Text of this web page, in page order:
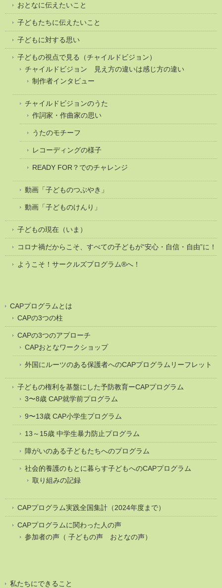
おとなに伝えたいこと
子どもたちに伝えたいこと
子どもに対する思い
子どもの視点で見る（チャイルドビジョン）
チャイルドビジョン 見え方の違いは感じ方の違い
制作者インタビュー
チャイルドビジョンのうた
作詞家・作曲家の思い
うたのモチーフ
レコーディングの様子
READY FOR？でのチャレンジ
動画「子どものつぶやき」
動画「子どものけんり」
子どもの現在（いま）
コロナ禍だからこそ、すべての子どもが“安心・自信・自由”に！
ようこそ！サークルズプログラム®へ！
CAPプログラムとは
CAPの3つの柱
CAPの3つのアプローチ
CAPおとなワークショップ
外国にルーツのある保護者へのCAPプログラムリーフレット
子どもの権利を基盤にした予防教育ーCAPプログラム
3〜8歳 CAP就学前プログラム
9〜13歳 CAP小学生プログラム
13～15歳 中学生暴力防止プログラム
障がいのある子どもたちへのプログラム
社会的養護のもとに暮らす子どもへのCAPプログラム
取り組みの記録
CAPプログラム実践全国集計（2024年度まで）
CAPプログラムに関わった人の声
参加者の声（ 子どもの声 おとなの声）
私たちにできること